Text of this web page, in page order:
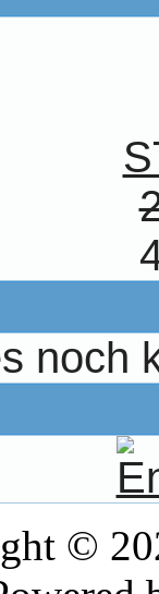
noch
©